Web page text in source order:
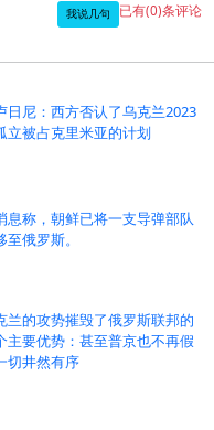
我说几句 已有(0)条评论
日尼：西方否认了乌克兰2023
立被占克里米亚的计划
息称，朝鲜已将一支导弹部队
至俄罗斯。
兰的攻势摧毁了俄罗斯联邦的
主要优势：甚至普京也不再假
切井然有序